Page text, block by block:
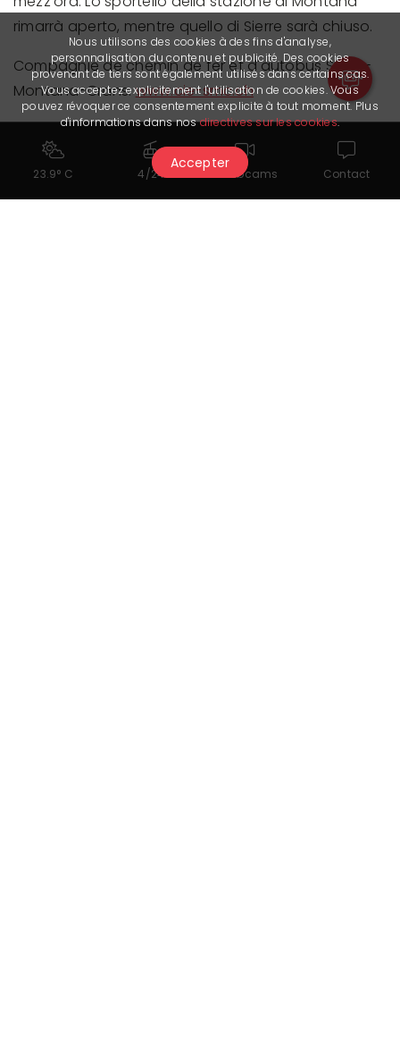
rimarrà aperto, mentre quello di Sierre sarà chiuso.
Compagnie de chemin de fer et d'autobus Sierre-
Montana-Crans:www.cie-smc.ch
23.9° C 4/24 Webcams Contact
Nous utilisons des cookies à des fins d'analyse,
personnalisation du contenu et publicité. Des cookies
provenant de tiers sont également utilisés dans certains cas.
Vous acceptez explicitement l'utilisation de cookies. Vous
pouvez révoquer ce consentement explicite à tout moment. Plus
d'informations dans nosdirectives sur les cookies.
Accepter